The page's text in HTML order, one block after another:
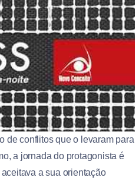
de conflitos que o levaram para
a jornada do protagonista é
a sua orientação